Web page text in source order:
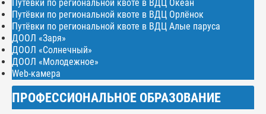
Путёвки по региональной квоте в ВДЦ Океан
Путёвки по региональной квоте в ВДЦ Орлёнок
Путёвки по региональной квоте в ВДЦ Алые паруса
ДООЛ «Заря»
ДООЛ «Солнечный»
ДООЛ «Молодежное»
Web-камера
ПРОФЕССИОНАЛЬНОЕ ОБРАЗОВАНИЕ